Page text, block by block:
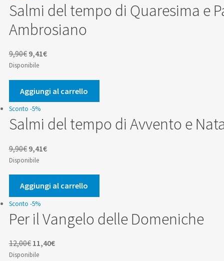
Salmi del tempo di Quaresima e
Ambrosiano
9,90€ Il
prezzo
originale
era:
9,90€.
9,41€Il
attuale
è:
9,41€.
Disponibile
Aggiungi al carrello
Sconto -5%
Salmi del tempo di Avvento e
9,90€ Il
prezzo
originale
era:
9,90€.
9,41€Il
attuale
è:
9,41€.
Disponibile
Aggiungi al carrello
Sconto -5%
Per il Vangelo delle Domeniche
12,00€ Il
prezzo
11,40€Il
Disponibile